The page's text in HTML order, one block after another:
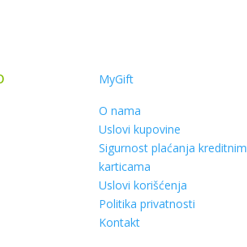
MyGift
O nama
Uslovi kupovine
Sigurnost plaćanja kreditnim
karticama
Uslovi korišćenja
Politika privatnosti
Kontakt